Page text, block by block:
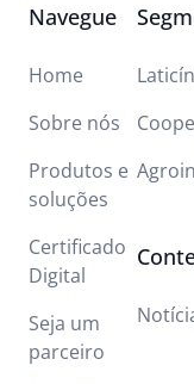
Navegue
Home
Sobre nós
Produtos e
soluções
Certificado
Digital
Seja um
parceiro